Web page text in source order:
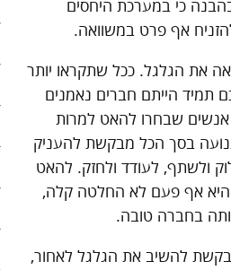
הרגלי זן
סיפורי האטה
כלכלה אנושית
להיות מגניבים בשקל תשעים
כי במערכת היחסים
אף פרט במשוואה.
את הגלגל. ככל שתקראו יותר
תמיד הייתם חברים נאמנים
אנשים שבחרו להאט למרות
בסך הכל מבקשת להעניק
ולשתף, לעודד ולחזק. להאט
היא אף פעם לא החלטה קלה,
בחברה טובה.
להשיב את הגלגל לאחור,